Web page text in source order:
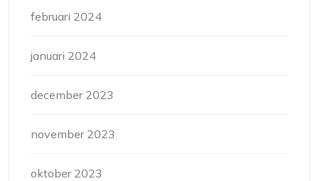
februari 2024
januari 2024
december 2023
november 2023
oktober 2023